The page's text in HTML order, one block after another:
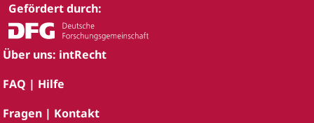
Gefördert durch:
Über uns: intRecht
FAQ | Hilfe
Fragen | Kontakt